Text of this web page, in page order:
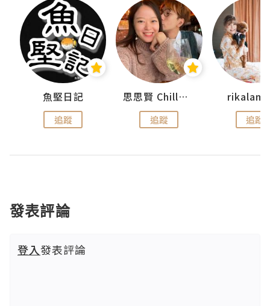
魚堅日記
追蹤
思思賢 ChillMyBabe
追蹤 追蹤
發表評論
登入發表評論